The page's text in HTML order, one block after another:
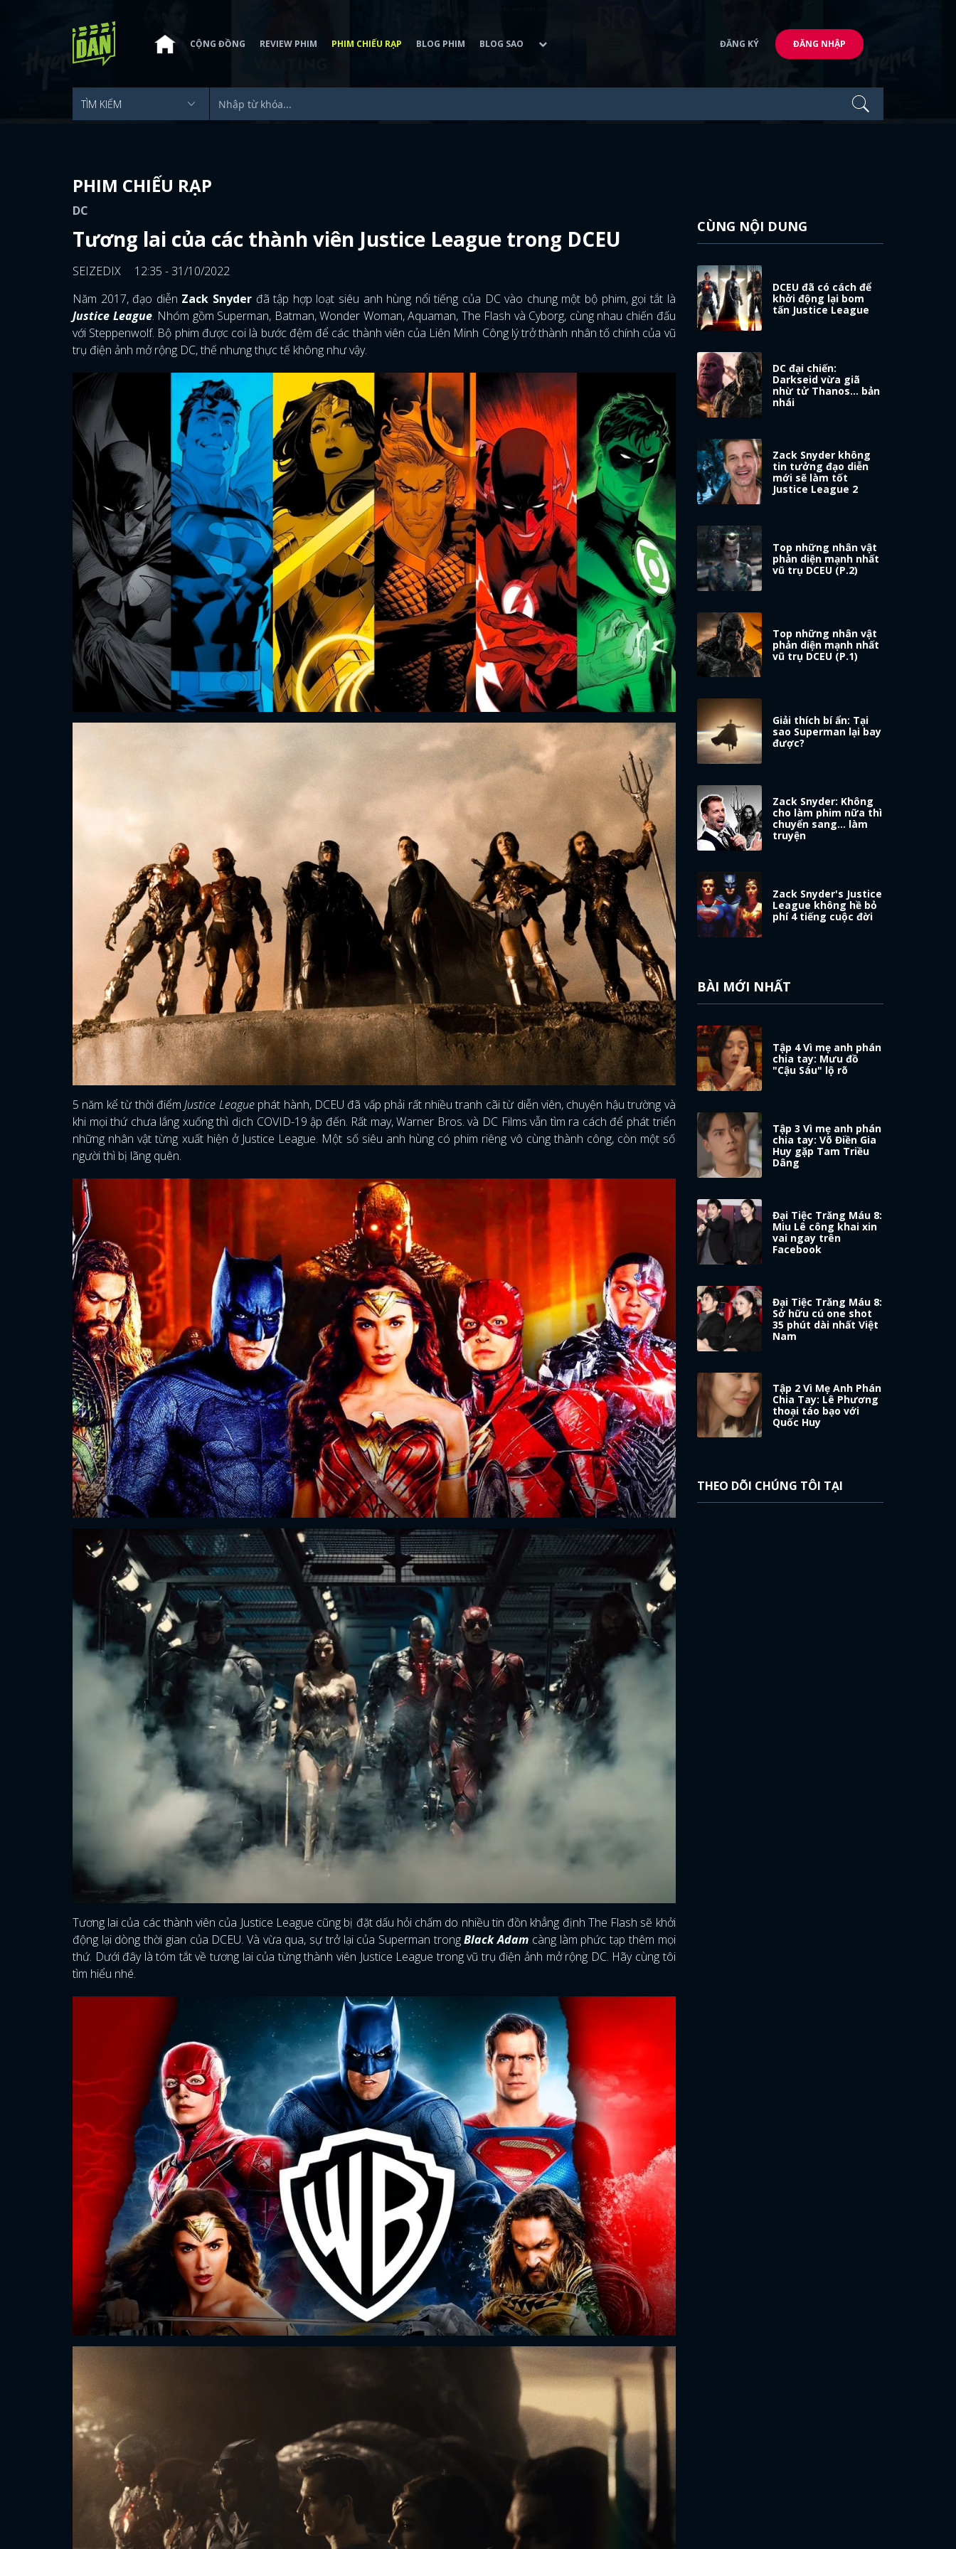
ĐĂNG NHẬP
FACEBOOK GOOGLE
CỘNG ĐỒNG REVIEW PHIM PHIM CHIẾU RẠP BLOG PHIM BLOG SAO ĐĂNG KÝ ĐĂNG NHẬP
PHIM CHIẾU RẠP
DC
Tương lai của các thành viên Justice League trong DCEU
SEIZEDIX
12:35 - 31/10/2022
Năm 2017, đạo diễn Zack Snyder đã tập hợp loạt siêu anh hùng nổi tiếng của DC vào chung một bộ phim, gọi tắt là
Justice League. Nhóm gồm Superman, Batman, Wonder Woman, Aquaman, The Flash và Cyborg, cùng nhau chiến đấu
với Steppenwolf. Bộ phim được coi là bước đệm để các thành viên của Liên Minh Công lý trở thành nhân tố chính của vũ
trụ điện ảnh mở rộng DC, thế nhưng thực tế không như vậy.
5 năm kể từ thời điểmJustice Leaguephát hành, DCEU đã vấp phải rất nhiều tranh cãi từ diễn viên, chuyện hậu trường và
khi mọi thứ chưa lắng xuống thì dịch COVID-19 ập đến. Rất may, Warner Bros. và DC Films vẫn tìm ra cách để phát triển
những nhân vật từng xuất hiện ở Justice League. Một số siêu anh hùng có phim riêng vô cùng thành công, còn một số
người thì bị lãng quên.
Tương lai của các thành viên của Justice League cũng bị đặt dấu hỏi chấm do nhiều tin đồn khẳng định The Flash sẽ khởi
động lại dòng thời gian của DCEU. Và vừa qua, sự trở lại của Superman trongBlack Adam càng làm phức tạp thêm mọi
thứ. Dưới đây là tóm tắt về tương lai của từng thành viên Justice League trong vũ trụ điện ảnh mở rộng DC. Hãy cùng tôi
tìm hiểu nhé.
CÙNG NỘI DUNG
DCEU đã có cách để
khởi động lại bom
tấn Justice League
DC đại chiến:
Darkseid vừa giã
nhừ tử Thanos... bản
nhái
Zack Snyder không
tin tưởng đạo diễn
mới sẽ làm tốt
Justice League 2
Top những nhân vật
phản diện mạnh nhất
vũ trụ DCEU (P.2)
Top những nhân vật
phản diện mạnh nhất
vũ trụ DCEU (P.1)
Giải thích bí ẩn: Tại
sao Superman lại bay
được?
Zack Snyder: Không
cho làm phim nữa thì
chuyển sang... làm
truyện
Zack Snyder's Justice
League không hề bỏ
phí 4 tiếng cuộc đời
BÀI MỚI NHẤT
Tập 4 Vì mẹ anh phán
chia tay: Mưu đồ
"Cậu Sáu" lộ rõ
Tập 3 Vì mẹ anh phán
chia tay: Võ Điền Gia
Huy gặp Tam Triều
Dâng
Đại Tiệc Trăng Máu 8:
Miu Lê công khai xin
vai ngay trên
Facebook
Đại Tiệc Trăng Máu 8:
Sở hữu cú one shot
35 phút dài nhất Việt
Nam
Tập 2 Vì Mẹ Anh Phán
Chia Tay: Lê Phương
thoại táo bạo với
Quốc Huy
THEO DÕI CHÚNG TÔI TẠI